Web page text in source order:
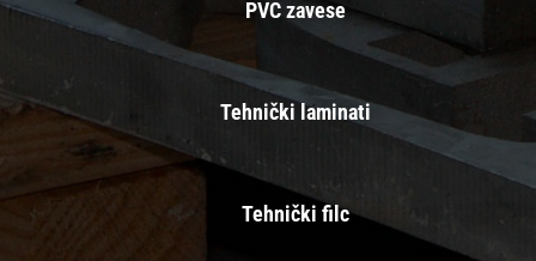
PVC zavese
Tehnički laminati
Tehnički filc